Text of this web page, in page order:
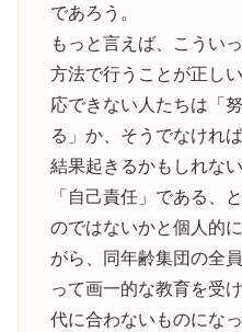
であろう。
もっと言えば、こうい
方法で行うことが正し
応できない人たちは「
る」か、そうでなけれ
結果起きるかもしれな
「自己責任」である、
のではないかと個人的
がら、同年齢集団の全
って画一的な教育を受
代に合わないものにな